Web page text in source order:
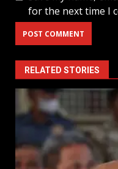
for the next time I
RELATED STORIES